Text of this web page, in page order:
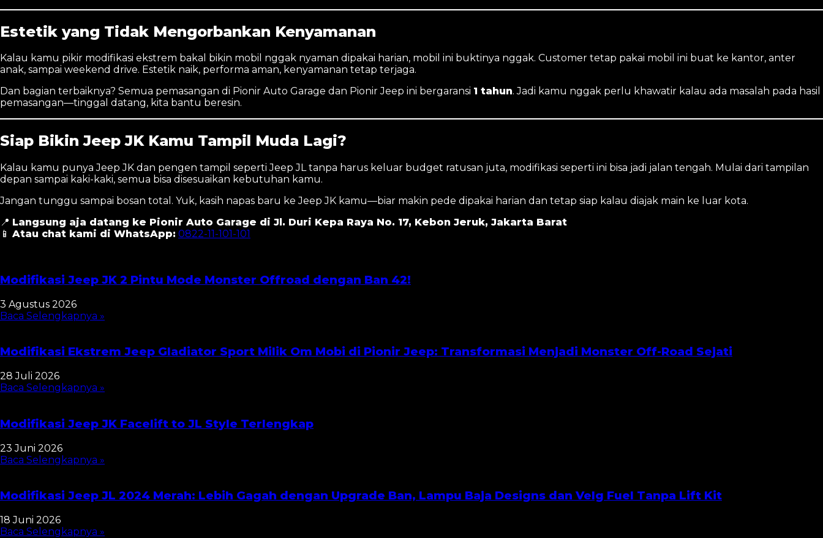
Estetik yang Tidak Mengorbankan Kenyamanan
Kalau kamu pikir modifikasi ekstrem bakal bikin mobil nggak nyaman dipakai harian, mobil ini buktinya nggak. Customer tetap pakai mobil ini buat ke kantor, anter
anak, sampai weekend drive. Estetik naik, performa aman, kenyamanan tetap terjaga.
Dan bagian terbaiknya? Semua pemasangan di Pionir Auto Garage dan Pionir Jeep ini bergaransi 1 tahun. Jadi kamu nggak perlu khawatir kalau ada masalah pada hasil
pemasangan—tinggal datang, kita bantu beresin.
Siap Bikin Jeep JK Kamu Tampil Muda Lagi?
Kalau kamu punya Jeep JK dan pengen tampil seperti Jeep JL tanpa harus keluar budget ratusan juta, modifikasi seperti ini bisa jadi jalan tengah. Mulai dari tampilan
depan sampai kaki-kaki, semua bisa disesuaikan kebutuhan kamu.
Jangan tunggu sampai bosan total. Yuk, kasih napas baru ke Jeep JK kamu—biar makin pede dipakai harian dan tetap siap kalau diajak main ke luar kota.
📍 Langsung aja datang ke Pionir Auto Garage di Jl. Duri Kepa Raya No. 17, Kebon Jeruk, Jakarta Barat
📱 Atau chat kami di WhatsApp: 0822-11-101-101
Modifikasi Jeep JK 2 Pintu Mode Monster Offroad dengan Ban 42!
3 Agustus 2026
Baca Selengkapnya »
Modifikasi Ekstrem Jeep Gladiator Sport Milik Om Mobi di Pionir Jeep: Transformasi Menjadi Monster Off-Road Sejati
28 Juli 2026
Baca Selengkapnya »
Modifikasi Jeep JK Facelift to JL Style Terlengkap
23 Juni 2026
Baca Selengkapnya »
Modifikasi Jeep JL 2024 Merah: Lebih Gagah dengan Upgrade Ban, Lampu Baja Designs dan Velg Fuel Tanpa Lift Kit
18 Juni 2026
Baca Selengkapnya »